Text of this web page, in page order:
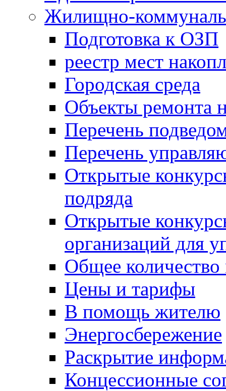
Жилищно-
Подготовка к ОЗП
реестр мест
Городская среда
Объекты ремонта
Перечень
Перечень
Открытые
подряда
Открытые
организаций для
Общее
Цены и тарифы
В помощь жителю
Энергосбережение
Раскрытие
Концессионные